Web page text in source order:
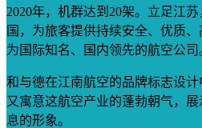
2020年，机群达到20架。立足江
国，为旅客提供持续安全、优质
为国际知名、国内领先的航空公司
和与德在江南航空的品牌标志设计
又寓意这航空产业的蓬勃朝气，
息的形象。